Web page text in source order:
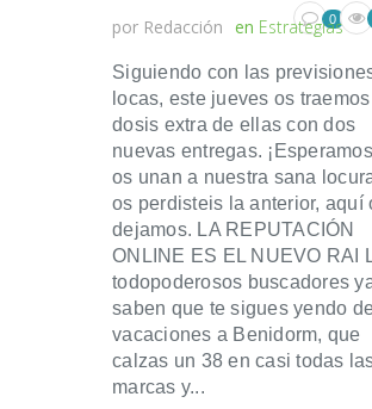
por Redacción en Estrategias
0
Siguiendo con las
locas, este jueves os
dosis extra de ellas con dos
nuevas entregas.
os unan a nuestra sana
os perdisteis la anterior, aquí
dejamos. LA REPUTACIÓN
ONLINE ES EL NUEVO RAI
todopoderosos buscadores
saben que te sigues yendo
vacaciones a Benidorm, que
calzas un 38 en casi todas
marcas y...